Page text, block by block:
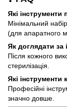
Які інструменти
Мінімальний
(для апаратного
Як доглядати за
Після кожного
стерилізація.
Які
Професійні
значно довше.